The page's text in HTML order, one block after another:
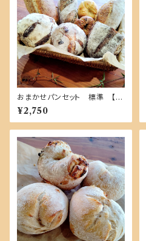
おまかせパンセット 標準 【自
家製酵母１００％・国産小麦】
¥2,750